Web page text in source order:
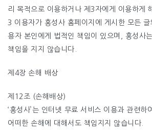
리 목적으로 이용하거나 제3자에게 이용하게
3 이용자가 홍성사 홈페이지에 게시한 모든 글
용자 본인에게 법적인 책임이 있으며, 홍성사
책임을 지지 않습니다.
제4장 손해 배상
제12조 (손해배상)
‘홍성사’는 인터넷 무료 서비스 이용과 관련하
어떠한 손해에 대해서도 책임지지 않습니다.